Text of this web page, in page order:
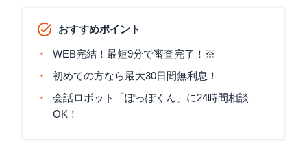
おすすめポイント
WEB完結！最短9分で審査完了！※
初めての方なら最大30日間無利息！
会話ロボット「ぽっぽくん」に24時間相談
OK！